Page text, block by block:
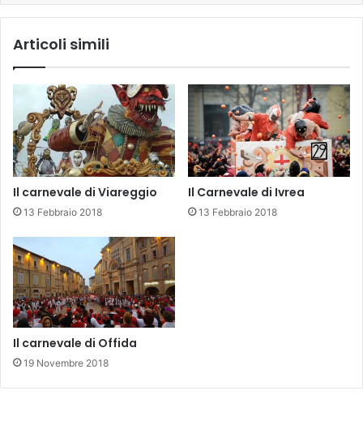
Articoli simili
Il carnevale di Viareggio
13 Febbraio 2018
Il Carnevale di Ivrea
13 Febbraio 2018
Il carnevale di Offida
19 Novembre 2018